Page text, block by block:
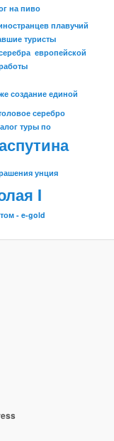
на пиво
плавучий
туристы
европейской
создание единой
серебро
туры по
унция
I
- e-gold